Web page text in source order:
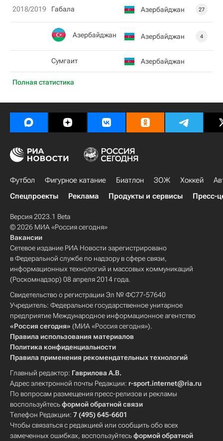
Полная статистика
2018/2019 Габала Азербайджан 27
Азербайджан Азербайджан 4
Сумгаит Азербайджан
Футбол Фигурное катание Биатлон ЗОЖ Хоккей
Спецпроекты
Реклама Продукты и сервисы Пресс-
Версия 2023.1 Beta
© 2026 МИА «Россия сегодня»
Вакансии
Сетевое издание РИА Новости зарегистрировано
в Федеральной службе по надзору в сфере связи,
информационных технологий и массовых коммуникаций
(Роскомнадзор) 08 апреля 2014 года.
Свидетельство о регистрации Эл № ФС77-57640
Учредитель: Федеральное государственное унитарное
предприятие Международное информационное агентство
«Россия сегодня» (МИА «Россия сегодня»).
Правила использования материалов
Политика конфиденциальности
Правила применения рекомендательных технологий
Главный редактор: Гаврилова А.В.
Адрес электронной почты Редакции: r-sport.internet@ria.ru
По вопросам размещения пресс-релизов и рекламы
воспользуйтесьформой обратной связи
Телефон Редакции: 7 (495) 645-6601
Чтобы связаться с редакцией или сообщить обо всех
замеченных ошибках, воспользуйтесьформой обратной